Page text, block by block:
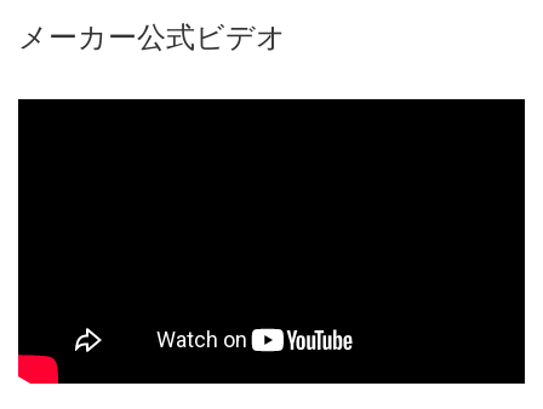
メーカー公式ビデオ